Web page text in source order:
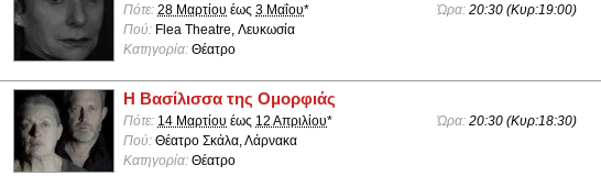
Πότε: 28 Μαρτίου έως 3 Μαΐου* Ώρα: 20:30 (Κυρ:19:00)
Πού: Flea Theatre, Λευκωσία
Κατηγορία: Θέατρο
Η Βασίλισσα της Ομορφιάς
Πότε: 14 Μαρτίου έως 12 Απριλίου* Ώρα: 20:30 (Κυρ:18:30)
Πού: Θέατρο Σκάλα, Λάρνακα
Κατηγορία: Θέατρο